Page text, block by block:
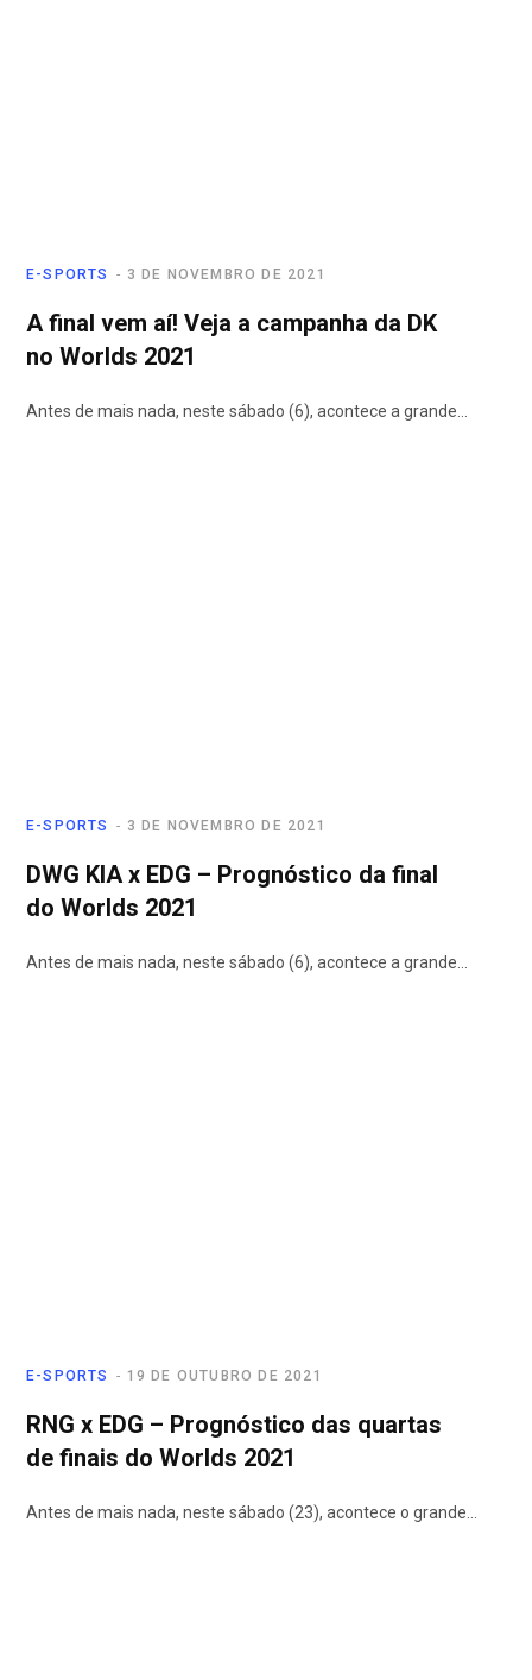
E-SPORTS 3 DE NOVEMBRO DE 2021
A final vem aí! Veja a campanha da DK
no Worlds 2021
Antes de mais nada, neste sábado (6), acontece a grande…
E-SPORTS 3 DE NOVEMBRO DE 2021
DWG KIA x EDG – Prognóstico da final
do Worlds 2021
Antes de mais nada, neste sábado (6), acontece a grande…
E-SPORTS 19 DE OUTUBRO DE 2021
RNG x EDG – Prognóstico das quartas
de finais do Worlds 2021
Antes de mais nada, neste sábado (23), acontece o grande…